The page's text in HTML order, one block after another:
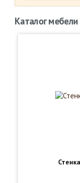
Каталог мебели